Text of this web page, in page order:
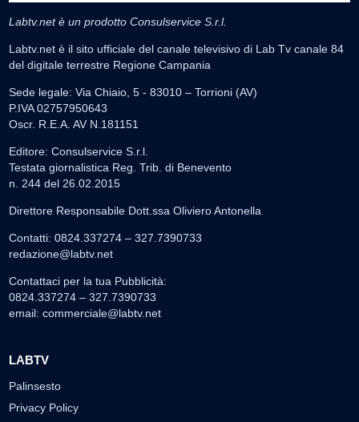
Labtv.net è un prodotto Consulservice S.r.l.
Labtv.net è il sito ufficiale del canale televisivo di Lab Tv canale 84
del digitale terrestre Regione Campania
Sede legale: Via Chiaio, 5 - 83010 – Torrioni (AV)
P.IVA 02757950643
Oscr. R.E.A. AV N.181151
Editore: Consulservice S.r.l.
Testata giornalistica Reg. Trib. di Benevento
n. 244 del 26.02.2015
Direttore Responsabile Dott.ssa Oliviero Antonella
Contatti: 0824.337274 – 327.7390733
redazione@labtv.net
Contattaci per la tua Pubblicità:
0824.337274 – 327.7390733
email: commerciale@labtv.net
LABTV
Palinsesto
Privacy Policy